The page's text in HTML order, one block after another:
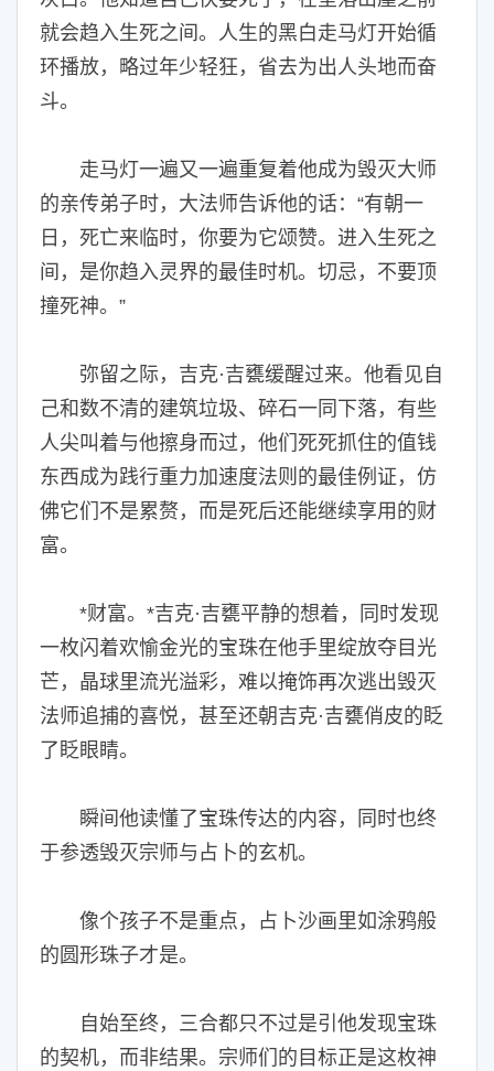
就会趋入生死之间。人生的黑白走马灯开始循
环播放，略过年少轻狂，省去为出人头地而奋
斗。
走马灯一遍又一遍重复着他成为毁灭大师
的亲传弟子时，大法师告诉他的话：“有朝一
日，死亡来临时，你要为它颂赞。进入生死之
间，是你趋入灵界的最佳时机。切忌，不要顶
撞死神。”
弥留之际，吉克·吉甕缓醒过来。他看见自
己和数不清的建筑垃圾、碎石一同下落，有些
人尖叫着与他擦身而过，他们死死抓住的值钱
东西成为践行重力加速度法则的最佳例证，仿
佛它们不是累赘，而是死后还能继续享用的财
富。
*财富。*吉克·吉甕平静的想着，同时发现
一枚闪着欢愉金光的宝珠在他手里绽放夺目光
芒，晶球里流光溢彩，难以掩饰再次逃出毁灭
法师追捕的喜悦，甚至还朝吉克·吉甕俏皮的眨
了眨眼睛。
瞬间他读懂了宝珠传达的内容，同时也终
于参透毁灭宗师与占卜的玄机。
像个孩子不是重点，占卜沙画里如涂鸦般
的圆形珠子才是。
自始至终，三合都只不过是引他发现宝珠
的契机，而非结果。宗师们的目标正是这枚神